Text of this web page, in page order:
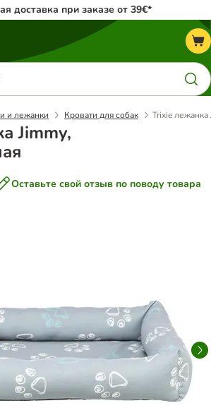
доставка при заказе от 39€*
и лежанки Кровати для собак Trixie лежанка
Jimmy,
Оставьте свой отзыв по поводу товара